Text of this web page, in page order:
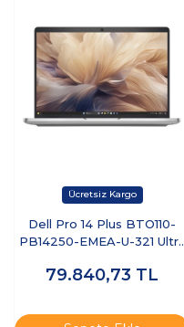
Dell Pro 14 Plus BTO110-
PB14250-EMEA-U-321 Ultra
Free Dos Dizüstü Bilgisayar
79.840,73 TL